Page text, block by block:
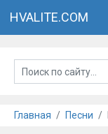
HVALITE.COM
Главная Песни